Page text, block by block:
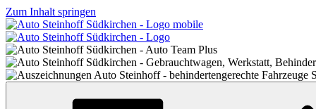
Zum Inhalt springen